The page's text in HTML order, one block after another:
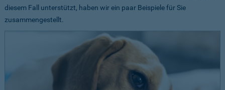
diesem Fall unterstützt, haben wir ein paar Beispiele für Sie
zusammengestellt.